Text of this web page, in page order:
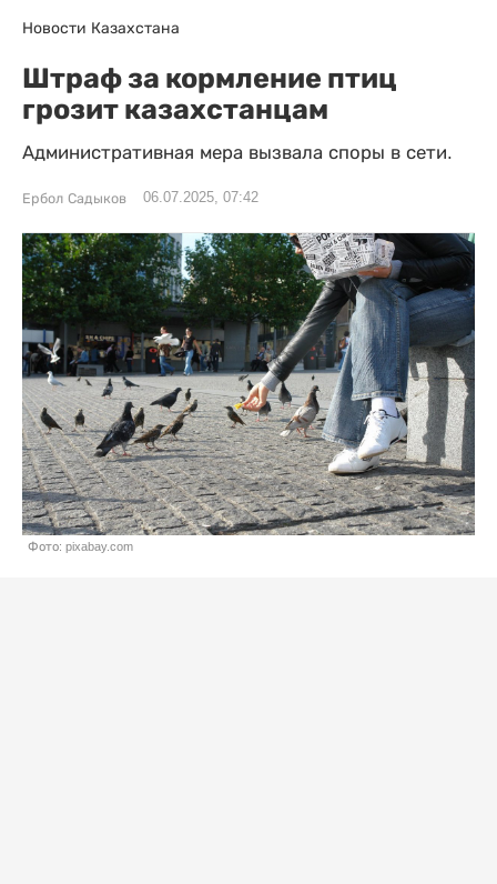
Новости Казахстана
Штраф за кормление птиц
грозит казахстанцам
Административная мера вызвала споры в сети.
Ербол Садыков 06.07.2025, 07:42
Фото: pixabay.com